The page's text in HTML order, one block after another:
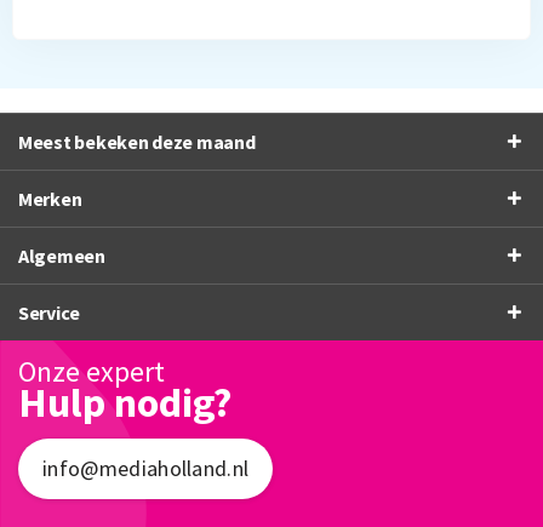
Meest bekeken deze maand
Merken
Algemeen
Service
Onze expert
Hulp nodig?
info@mediaholland.nl